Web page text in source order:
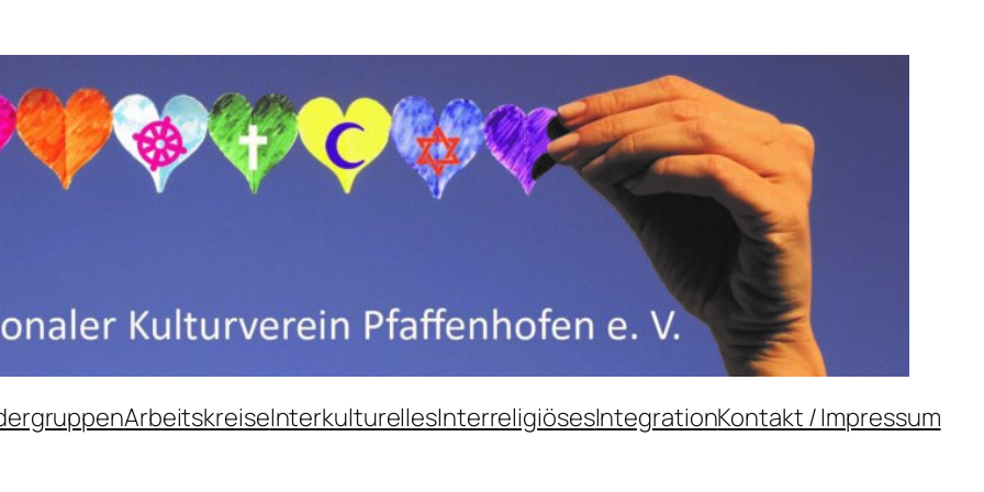
ArbeitskreiseInterkulturellesInterreligiösesIntegrationKontakt / Impressum